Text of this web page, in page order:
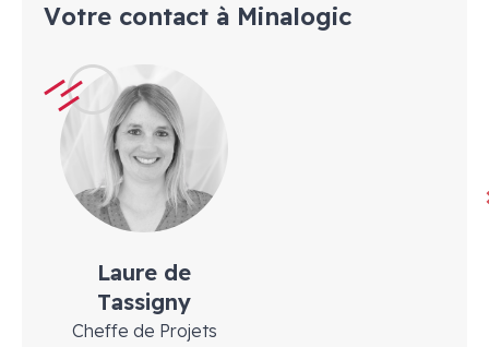
Votre contact à Minalogic
Laure de
Tassigny
Cheffe de Projets